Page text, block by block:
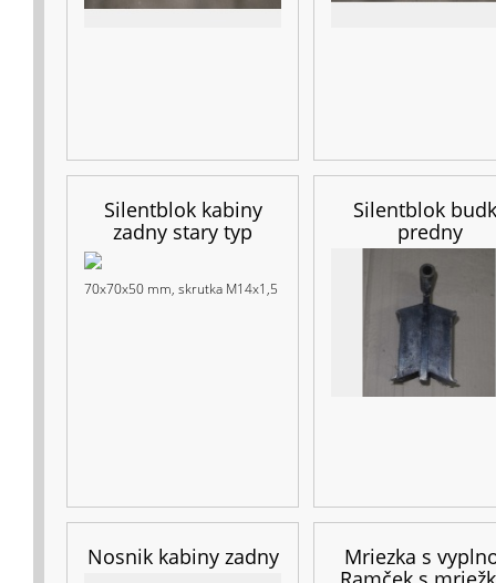
Silentblok kabiny
zadny stary typ
70x70x50 mm, skrutka M14x1,5
Silentblok
predny
Nosnik kabiny zadny
Mriezka s